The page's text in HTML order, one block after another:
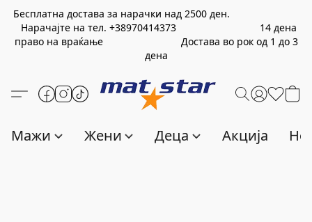
Бесплатна достава за нарачки над 2500 ден.
Нарачајте на тел. +38970414373 14 дена
право на враќање Достава во рок од 1 до 3
дена
Мажи Жени Деца Акција